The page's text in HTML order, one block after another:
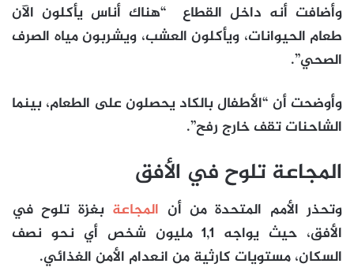
وأضافت أنه داخل القطاع “هناك أناس يأكلون الآن
طعام الحيوانات، ويأكلون العشب، ويشربون مياه الصرف
الصحي”.
وأوضحت أن “الأطفال بالكاد يحصلون على الطعام، بينما
الشاحنات تقف خارج رفح”.
المجاعة تلوح في الأفق
وتحذر الأمم المتحدة من أن المجاعة بغزة تلوح في
الأفق، حيث يواجه 1,1 مليون شخص أي نحو نصف
السكان، مستويات كارثية من انعدام الأمن الغذائي.